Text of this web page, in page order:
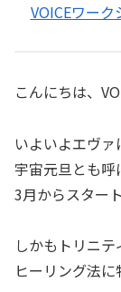
VOICEワー
こんにちは、
いよいよエヴ
宇宙元旦とも
3月からスター
しかもトリニ
ヒーリング法に